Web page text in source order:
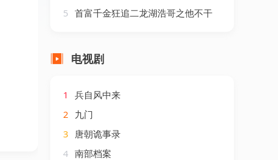
5 首富千金狂追二龙湖浩哥之他不干
电视剧
1
兵自风中来
2 九门
3 唐朝诡事录
4 南部档案